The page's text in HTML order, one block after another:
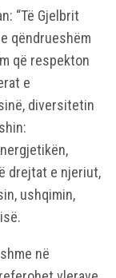
“Të Gjelbrit
qëndrueshëm
që respekton
e
diversitetin
drejtat e njeriut,
ushqimin,
në